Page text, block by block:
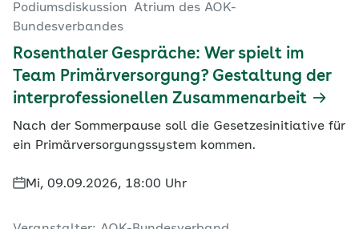
Podiumsdiskussion Atrium des AOK-
Bundesverbandes
Rosenthaler Gespräche: Wer spielt im
Team Primärversorgung? Gestaltung der
interprofessionellen Zusammenarbeit
Nach der Sommerpause soll die Gesetzesinitiative für
ein Primärversorgungssystem kommen.
Mi, 09.09.2026, 18:00 Uhr